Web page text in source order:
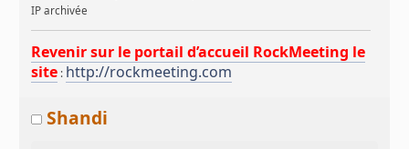
IP archivée
Revenir sur le portail d’accueil RockMeeting le
site : http://rockmeeting.com
Shandi